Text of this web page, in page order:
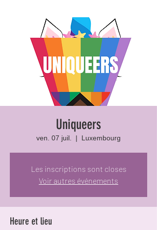
Uniqueers
ven. 07 juil.
  |
Luxembourg
Les inscriptions sont closes
Voir autres événements
Heure et lieu